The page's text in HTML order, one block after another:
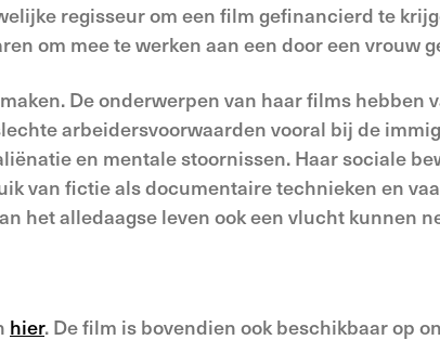
regisseur om een film gefinancierd te
om mee te werken aan een door een vrouw
De onderwerpen van haar films hebben
arbeidersvoorwaarden vooral bij de
en mentale stoornissen. Haar sociale
van fictie als documentaire technieken en
het alledaagse leven ook een vlucht kunnen
hier. De film is bovendien ook beschikbaar op